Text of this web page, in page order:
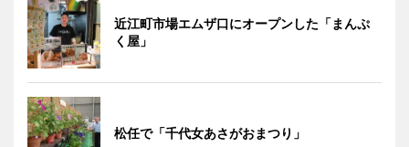
近江町市場エムザ口にオープンした「まんぷ
く屋」
松任で「千代女あさがおまつり」